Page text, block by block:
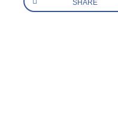
SHARE